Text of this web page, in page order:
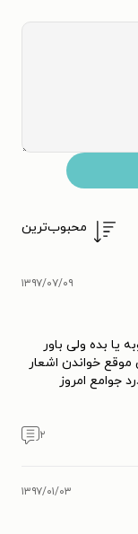
محبوب‌ترین
۱۳۹۷/۰۷/۰۹
یا بده ولی باور
موقع خواندن اشعار
جوامع امروز
۲
۱۳۹۷/۰۱/۰۳